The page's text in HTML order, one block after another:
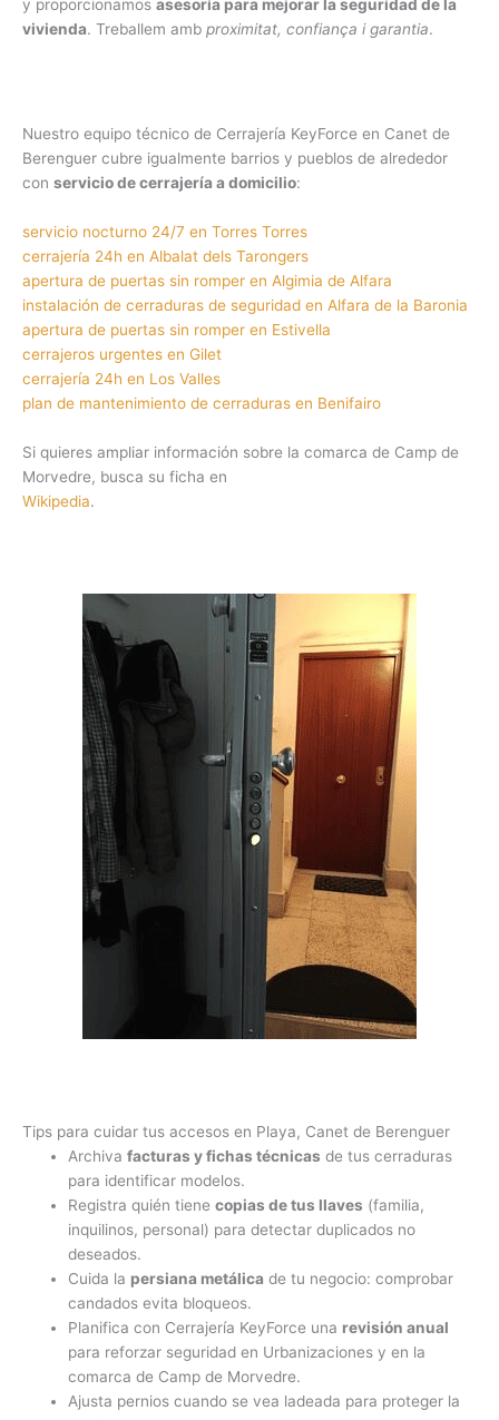
y proporcionamos asesoría para mejorar la seguridad de la
vivienda. Treballem amb proximitat, confiança i garantia.
Nuestro equipo técnico de Cerrajería KeyForce en Canet de
Berenguer cubre igualmente barrios y pueblos de alrededor
con servicio de cerrajería a domicilio:
servicio nocturno 24/7 en Torres Torres
cerrajería 24h en Albalat dels Tarongers
apertura de puertas sin romper en Algimia de Alfara
instalación de cerraduras de seguridad en Alfara de la Baronia
apertura de puertas sin romper en Estivella
cerrajeros urgentes en Gilet
cerrajería 24h en Los Valles
plan de mantenimiento de cerraduras en Benifairo
Si quieres ampliar información sobre la comarca de Camp de
Morvedre, busca su ficha en
Wikipedia.
Tips para cuidar tus accesos en Playa, Canet de Berenguer
Archivafacturas y fichas técnicas de tus cerraduras
para identificar modelos.
Registra quién tienecopias de tus llaves (familia,
inquilinos, personal) para detectar duplicados no
deseados.
Cuida la persiana metálica de tu negocio: comprobar
candados evita bloqueos.
Planifica con Cerrajería KeyForce una revisión anual
para reforzar seguridad en Urbanizaciones y en la
comarca de Camp de Morvedre.
Ajusta pernios cuando se vea ladeada para proteger la